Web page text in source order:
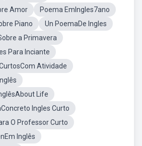
Amor
Poema EmIngles7ano
Piano
Un PoemaDe Ingles
a Primavera
Para Inciante
Atividade
Life
Ingles Curto
O Professor Curto
Inglês